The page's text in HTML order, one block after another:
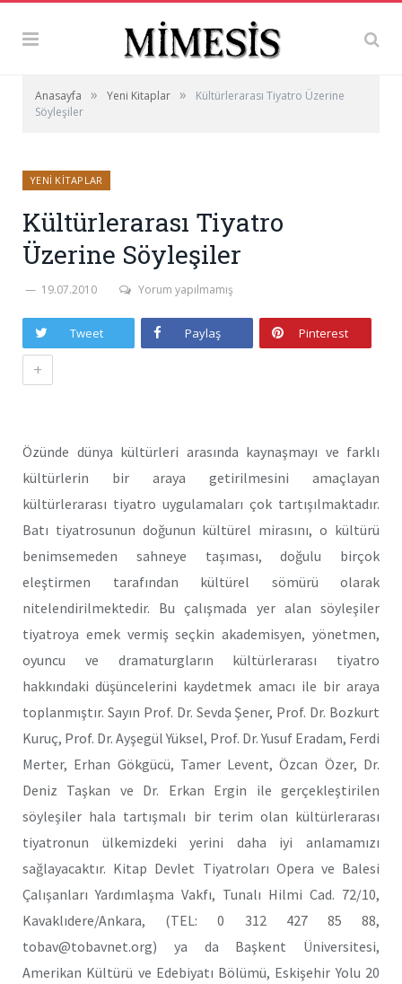
Anasayfa » Yeni Kitaplar »
Kültürlerarası Tiyatro Üzerine
Söyleşiler
YENI KITAPLAR
Kültürlerarası Tiyatro
Üzerine Söyleşiler
19.07.2010 Yorum yapılmamış
Tweet Paylaş Pinterest
+
Özünde dünya kültürleri arasında kaynaşmayı ve farklı
kültürlerin bir araya getirilmesini amaçlayan
kültürlerarası tiyatro uygulamaları çok tartışılmaktadır.
Batı tiyatrosunun doğunun kültürel mirasını, o kültürü
benimsemeden sahneye taşıması, doğulu birçok
eleştirmen tarafından kültürel sömürü olarak
nitelendirilmektedir. Bu çalışmada yer alan söyleşiler
tiyatroya emek vermiş seçkin akademisyen, yönetmen,
oyuncu ve dramaturgların kültürlerarası tiyatro
hakkındaki düşüncelerini kaydetmek amacı ile bir araya
toplanmıştır. Sayın Prof. Dr. Sevda Şener, Prof. Dr. Bozkurt
Kuruç, Prof. Dr. Ayşegül Yüksel, Prof. Dr. Yusuf Eradam, Ferdi
Merter, Erhan Gökgücü, Tamer Levent, Özcan Özer, Dr.
Deniz Taşkan ve Dr. Erkan Ergin ile gerçekleştirilen
söyleşiler hala tartışmalı bir terim olan kültürlerarası
tiyatronun ülkemizdeki yerini daha iyi anlamamızı
sağlayacaktır. Kitap Devlet Tiyatroları Opera ve Balesi
Çalışanları Yardımlaşma Vakfı, Tunalı Hilmi Cad. 72/10,
Kavaklıdere/Ankara, (TEL: 0 312 427 85 88,
tobav@tobavnet.org) ya da Başkent Üniversitesi,
Amerikan Kültürü ve Edebiyatı Bölümü, Eskişehir Yolu 20